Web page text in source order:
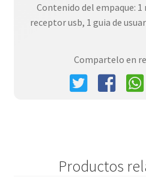
Contenido del empaque:
receptor usb, 1 guia de
Compartelo en
Productos